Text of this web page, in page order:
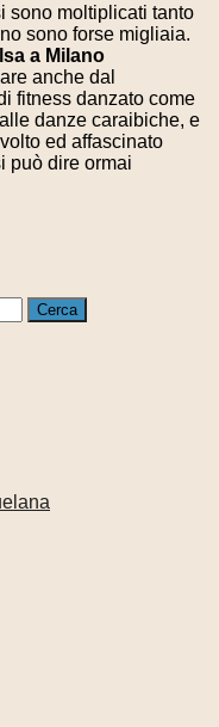
sono moltiplicati tanto
sono forse migliaia.
a Milano
anche dal
fitness danzato come
danze caraibiche, e
ed affascinato
può dire ormai